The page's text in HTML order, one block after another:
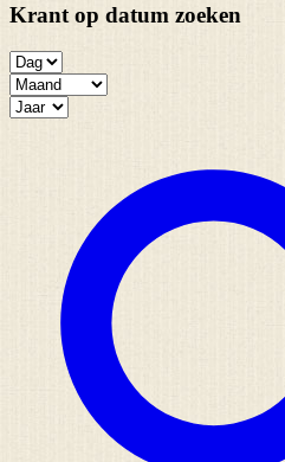
Krant op datum zoeken